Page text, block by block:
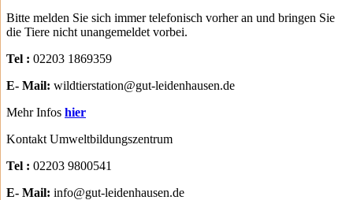
Bitte melden Sie sich immer telefonisch vorher an und bringen Sie
die Tiere nicht unangemeldet vorbei.
Tel : 02203 1869359
E- Mail: wildtierstation@gut-leidenhausen.de
Mehr Infos hier
Kontakt Umweltbildungszentrum
Tel : 02203 9800541
E- Mail: info@gut-leidenhausen.de